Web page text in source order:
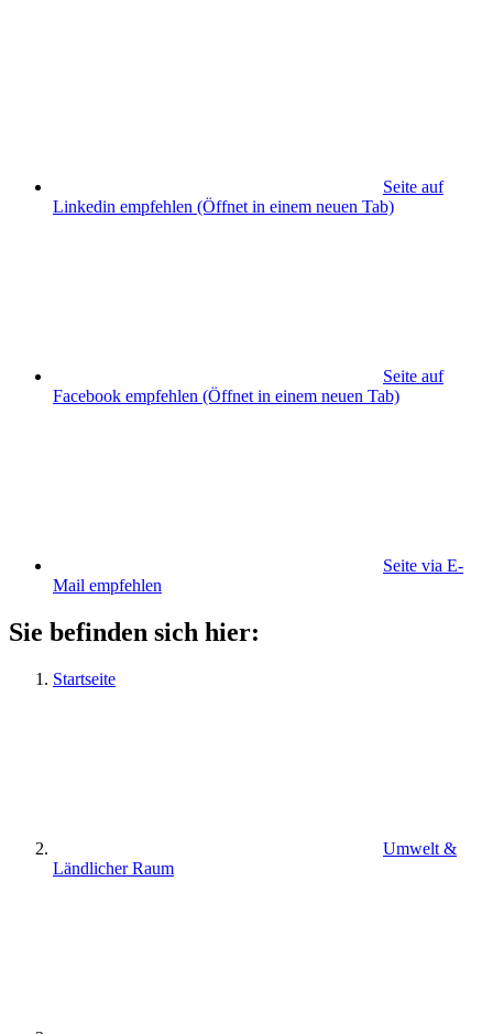
Seite auf
Linkedin empfehlen (Öffnet in einem neuen Tab)
Seite auf
Facebook empfehlen (Öffnet in einem neuen Tab)
Seite via E-
Mail empfehlen
Sie befinden sich hier:
Startseite
Umwelt &
Ländlicher Raum